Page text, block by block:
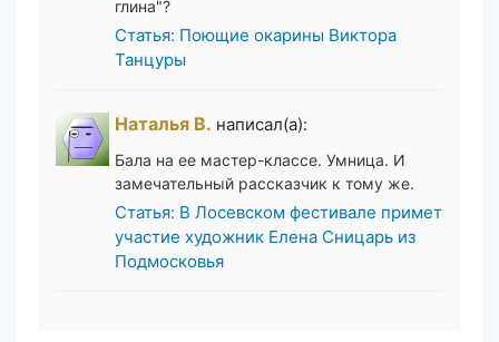
глина"?
Статья: Поющие окарины Виктора
Танцуры
Наталья В. написал(а):
Бала на ее мастер-классе. Умница. И
замечательный рассказчик к тому же.
Статья: В Лосевском фестивале примет
участие художник Елена Сницарь из
Подмосковья